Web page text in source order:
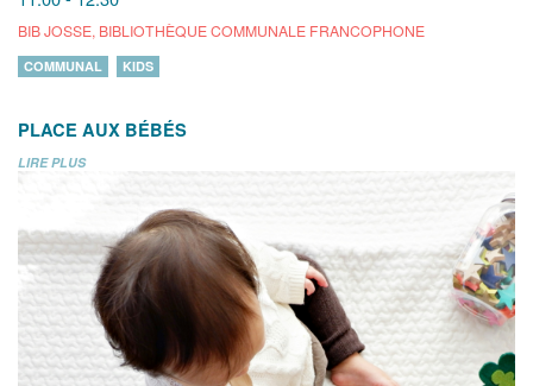
BIB JOSSE, BIBLIOTHÈQUE COMMUNALE FRANCOPHONE
COMMUNAL KIDS
PLACE AUX BÉBÉS
LIRE PLUS